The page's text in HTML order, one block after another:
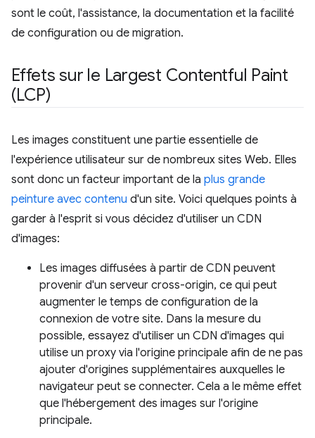
sont le coût, l'assistance, la documentation et la facilité
de configuration ou de migration.
Effets sur le Largest Contentful Paint
(LCP)
Les images constituent une partie essentielle de
l'expérience utilisateur sur de nombreux sites Web. Elles
sont donc un facteur important de la plus grande
peinture avec contenu d'un site. Voici quelques points à
garder à l'esprit si vous décidez d'utiliser un CDN
d'images:
Les images diffusées à partir de CDN peuvent
provenir d'un serveur cross-origin, ce qui peut
augmenter le temps de configuration de la
connexion de votre site. Dans la mesure du
possible, essayez d'utiliser un CDN d'images qui
utilise un proxy via l'origine principale afin de ne pas
ajouter d'origines supplémentaires auxquelles le
navigateur peut se connecter. Cela a le même effet
que l'hébergement des images sur l'origine
principale.